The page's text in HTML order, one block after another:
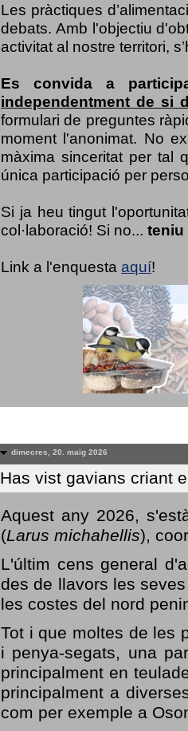
Les pràctiques
debats. Amb l'objectiu
activitat al nostre territori,
Es convida a
independentment de si
formulari de preguntes
moment l'anonimat. No
màxima sinceritat per tal
única participació per
Si ja heu tingut
col·laboració! Si no... teniu
Link a l'enquesta aquí!
dimecres, 20. maig 2026
Has vist gavians criant
Aquest any 2026,
(Larus michahellis),
L'últim cens general
des de llavors les
les costes del nord
Tot i que moltes de les
i penya-segats, una
principalment en
principalment a
com per exemple a